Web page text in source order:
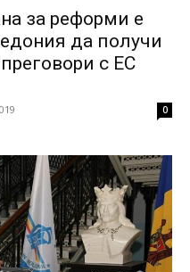
за реформи е
да получи
с ЕС
0